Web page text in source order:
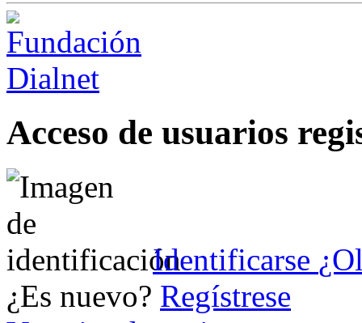
Acceso de usuarios
Identificarse
¿Es nuevo? Regístrese